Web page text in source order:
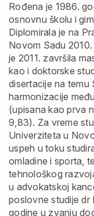
Rođena je 1986.
osnovnu školu i
Diplomirala je na
Novom Sadu
je 2011. završila
kao i doktorske
disertacije na temu
harmonizacije
(upisana kao prva
9,83). Za vreme
Univerziteta u
uspeh u toku
omladine i sporta,
tehnološkog
u advokatskoj
poslovne studije dr
godine u zvanju